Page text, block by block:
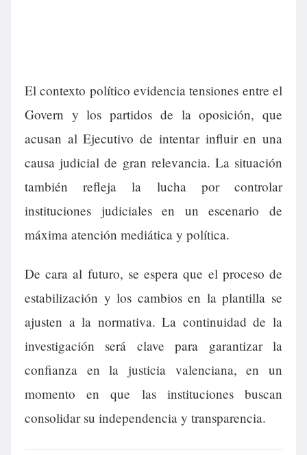
El contexto político evidencia tensiones entre el
Govern y los partidos de la oposición, que
acusan al Ejecutivo de intentar influir en una
causa judicial de gran relevancia. La situación
también refleja la lucha por controlar
instituciones judiciales en un escenario de
máxima atención mediática y política.
De cara al futuro, se espera que el proceso de
estabilización y los cambios en la plantilla se
ajusten a la normativa. La continuidad de la
investigación será clave para garantizar la
confianza en la justicia valenciana, en un
momento en que las instituciones buscan
consolidar su independencia y transparencia.